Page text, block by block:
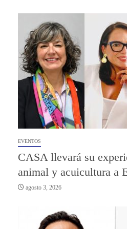
EVENTOS
CASA llevará su
animal y acuicultura a
agosto 3, 2026